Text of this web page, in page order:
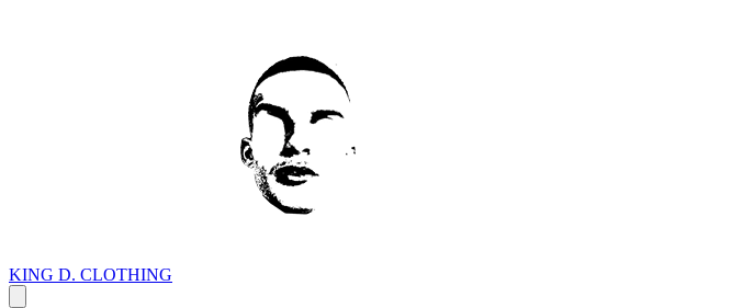
KING D. CLOTHING